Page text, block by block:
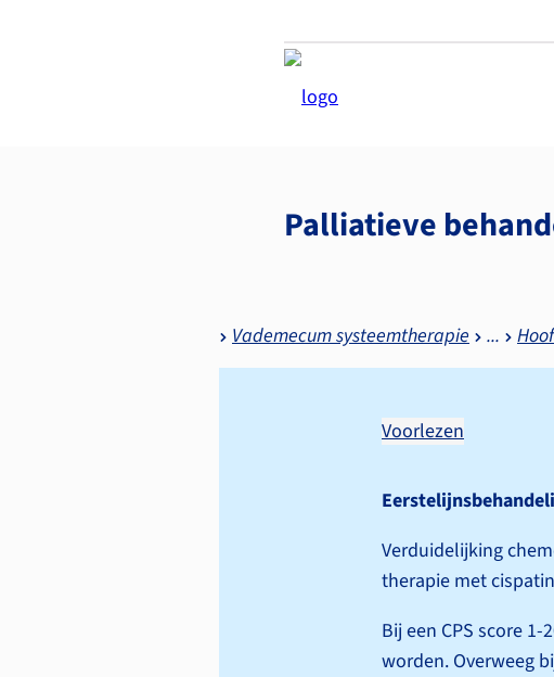
Palliatieve
Vademecum systeemtherapie
Voorlezen
Verduidelijking
therapie met
Bij een CPS score
worden. Overweeg